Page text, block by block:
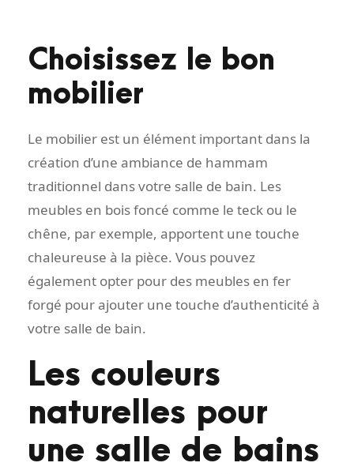
Choisissez le bon
mobilier
Le mobilier est un élément important dans la
création d’une ambiance de hammam
traditionnel dans votre salle de bain. Les
meubles en bois foncé comme le teck ou le
chêne, par exemple, apportent une touche
chaleureuse à la pièce. Vous pouvez
également opter pour des meubles en fer
forgé pour ajouter une touche d’authenticité à
votre salle de bain.
Les couleurs
naturelles pour
une salle de bains